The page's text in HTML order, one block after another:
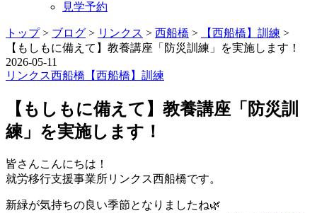
見学予約
トップ> ブログ > リンクス > 西船橋 > 【西船橋】訓練 >
【もしもに備えて】教養講座「防災訓練」を実施します！
2026-05-11
リンクス西船橋 【西船橋】訓練
【もしもに備えて】教養講座「防災訓
練」を実施します！
皆さんこんにちは！
就労移行支援事業所リンクス西船橋です。
新緑が気持ちの良い季節となりましたね🌿